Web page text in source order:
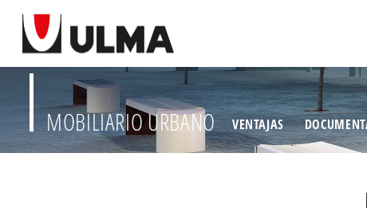
MOBILIARIO URBANO VENTAJAS